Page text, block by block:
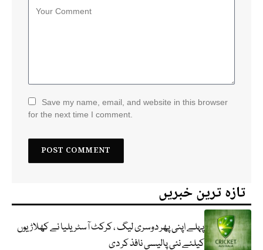
Save my name, email, and website in this browser
for the next time I comment.
تازہ ترین خبریں
پہلے اپنی پھر دوسری لیگ ، کرکٹ آسٹریلیا نے کھلاڑیوں
کیلئے نئی پالیسی نافذ کر دی